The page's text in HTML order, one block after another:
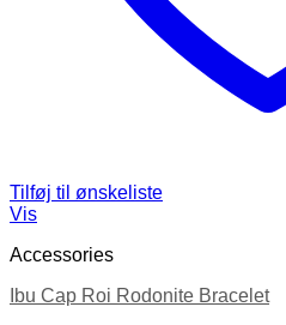
Tilføj til ønskeliste
Vis
Accessories
Ibu Cap Roi Rodonite Bracelet